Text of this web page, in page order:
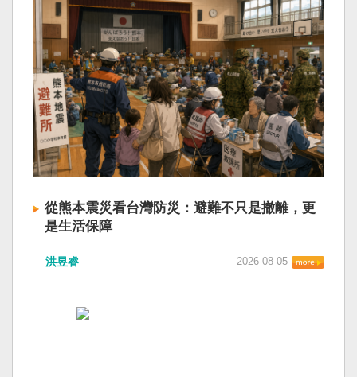
從熊本震災看台灣防災：避難不只是撤離，更
是生活保障
洪昱睿 2026-08-05